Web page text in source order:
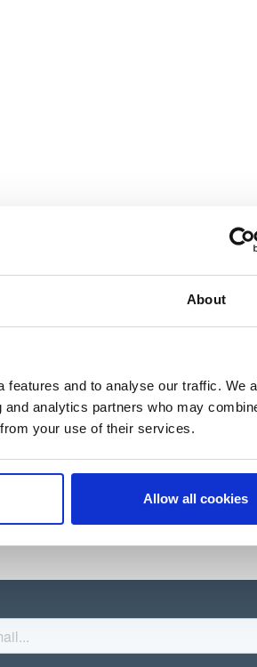
About
and to analyse our traffic. We
analytics partners who may
your use of their services.
Allow all cookies